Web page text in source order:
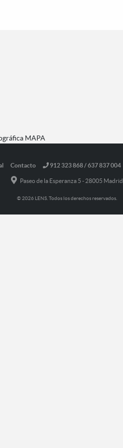
MAPA
Contacto 912 323 868 / 637 837 004
Paseo de la Esperanza 5 - 28005 Madrid
© 2026 LENS. Todos los derechos reservados.